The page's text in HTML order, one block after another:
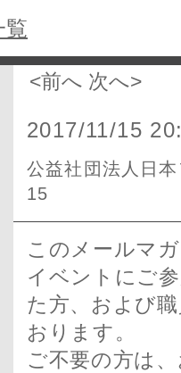
覧
<前へ 次へ>
2017/11/15
公益社団法人日
15
このメールマ
イベントにご
た方、および
おります。
ご不要の方は